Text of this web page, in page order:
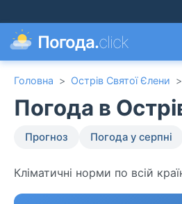
Погода.click
Головна > Острів Святої Єлени >
Погода в
Прогноз Погода у серпні
Кліматичні норми по всій